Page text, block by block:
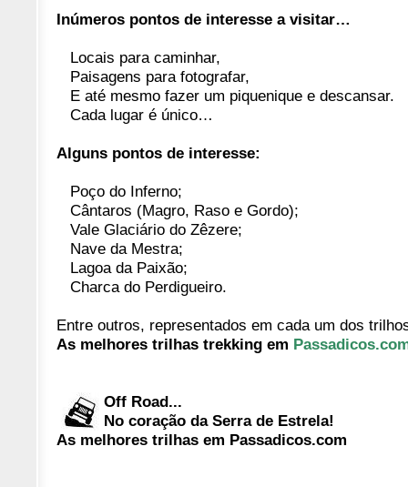
Inúmeros pontos de interesse a visitar…
Locais para caminhar,
Paisagens para fotografar,
E até mesmo fazer um piquenique e descansar.
Cada lugar é único…
Alguns pontos de interesse:
Poço do Inferno;
Cântaros (Magro, Raso e Gordo);
Vale Glaciário do Zêzere;
Nave da Mestra;
Lagoa da Paixão;
Charca do Perdigueiro.
Entre outros, representados em cada um dos
As melhores trilhas trekking em
Off Road...
No coração da Serra de Estrela!
As melhores trilhas em Passadicos.com